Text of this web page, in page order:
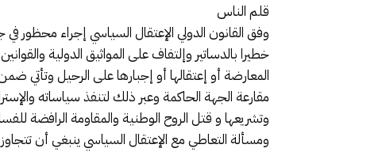
قلم الناس
وفق القانون الدولي الإعتقال السياسي إجراء محظور
خطيرا بالدساتير وإلتفاف على المواثيق الدولية
المعارضة أو إعتقالها أو إجبارها على الرحيل وتأتي
مقارعة الجهة الحاكمة وعبر ذلك لتنفذ سياساته
وتشريعها و قتل الروح الوطنية والمقاومة الرافضة
ومسألة التعاطي مع الإعتقال السياسي ينبغي أن